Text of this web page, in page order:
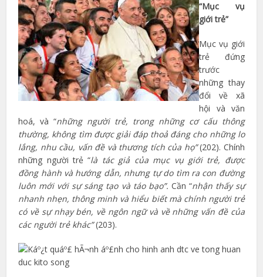
“Mục vụ
giới trẻ”
Mục vụ giới
trẻ đứng
trước
những thay
đổi về xã
hội và văn
hoá, và “những người trẻ, trong những cơ cấu thông
thường, không tìm được giải đáp thoả đáng cho những lo
lắng, nhu cầu, vấn đề và thương tích của họ”(202). Chính
những người trẻ “là tác giả của mục vụ giới trẻ, được
đồng hành và hướng dẫn, nhưng tự do tìm ra con đường
luôn mới với sự sáng tạo và táo bạo”. Cần “nhận thấy sự
nhanh nhẹn, thông minh và hiểu biết mà chính người trẻ
có về sự nhạy bén, về ngôn ngữ và về những vấn đề của
các người trẻ khác”(203).